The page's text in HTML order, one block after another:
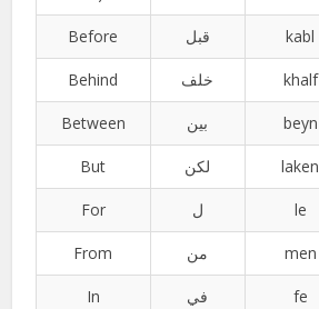
Before قبل kabl
Behind خلف khalf
Between بين beyn
But لكن laken
For ل le
From من men
In في fe